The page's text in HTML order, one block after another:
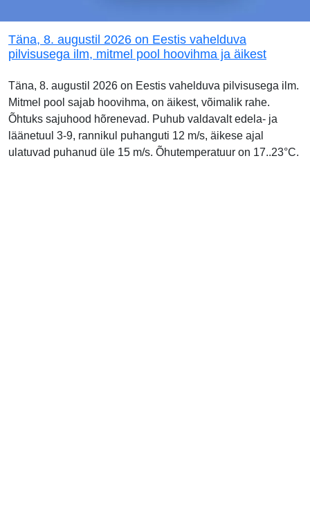
Täna, 8. augustil 2026 on Eestis vahelduva
pilvisusega ilm, mitmel pool hoovihma ja äikest
Täna, 8. augustil 2026 on Eestis vahelduva pilvisusega ilm.
Mitmel pool sajab hoovihma, on äikest, võimalik rahe.
Õhtuks sajuhood hõrenevad. Puhub valdavalt edela- ja
läänetuul 3-9, rannikul puhanguti 12 m/s, äikese ajal
ulatuvad puhanud üle 15 m/s. Õhutemperatuur on 17..23°C.